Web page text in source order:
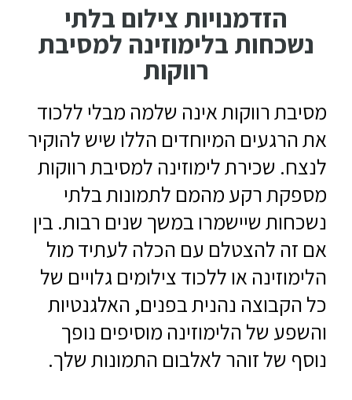
הזדמנויות צילום בלתי
נשכחות בלימוזינה למסיבת
רווקות
מסיבת רווקות אינה שלמה מבלי ללכוד
את הרגעים המיוחדים הללו שיש להוקיר
לנצח. שכירת לימוזינה למסיבת רווקות
מספקת רקע מהמם לתמונות בלתי
נשכחות שיישמרו במשך שנים רבות. בין
אם זה להצטלם עם הכלה לעתיד מול
הלימוזינה או ללכוד צילומים גלויים של
כל הקבוצה נהנית בפנים, האלגנטיות
והשפע של הלימוזינה מוסיפים נופך
נוסף של זוהר לאלבום התמונות שלך.